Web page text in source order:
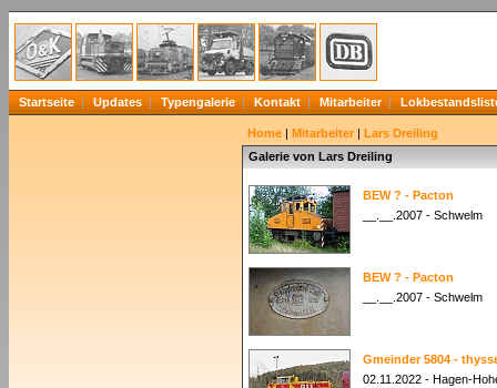
Startseite Updates Typengalerie Kontakt Mitarbeiter
Home | Mitarbeiter | Lars Dreiling
Galerie von Lars Dreiling
BEW ? - Pacton
__.__.2007 - Schwelm
BEW ? - Pacton
__.__.2007 - Schwelm
Gmeinder 5804 -
02.11.2022 - Hagen-